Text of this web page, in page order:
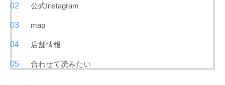
公式Instagram
map
店舗情報
合わせて読みたい